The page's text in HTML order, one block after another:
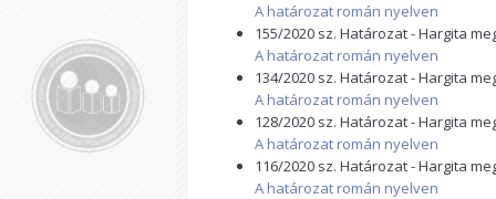
A határozat román nyelven
155/2020 sz. Határozat - Hargita
A határozat román nyelven
134/2020 sz. Határozat - Hargita
A határozat román nyelven
128/2020 sz. Határozat - Hargita
A határozat román nyelven
116/2020 sz. Határozat - Hargita
A határozat román nyelven